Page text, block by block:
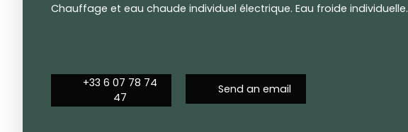
Chauffage et eau chaude individuel électrique. Eau froide individuelle.
+33 6 07 78 74
47
Send an email